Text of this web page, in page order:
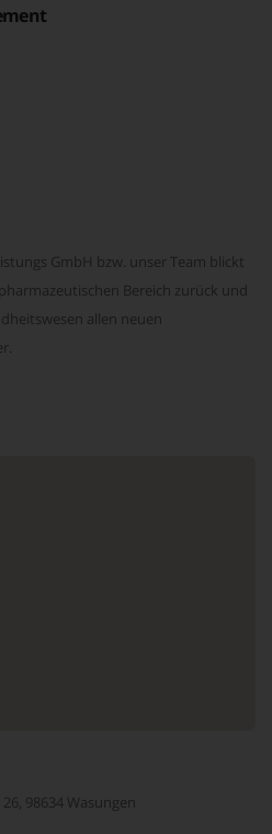
GmbH bzw. unser Team blickt
Bereich zurück und
allen neuen
98634 Wasungen